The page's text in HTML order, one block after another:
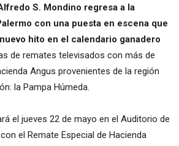
S. Mondino regresa a la
con una puesta en escena que
hito en el calendario ganadero
de remates televisados con más de
Angus provenientes de la región
la Pampa Húmeda.
el jueves 22 de mayo en el Auditorio de
el Remate Especial de Hacienda